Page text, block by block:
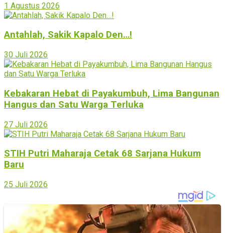
1 Agustus 2026
Antahlah, Sakik Kapalo Den…!
30 Juli 2026
Kebakaran Hebat di Payakumbuh, Lima Bangunan
Hangus dan Satu Warga Terluka
27 Juli 2026
STIH Putri Maharaja Cetak 68 Sarjana Hukum
Baru
25 Juli 2026